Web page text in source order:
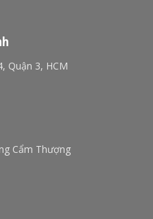
Quận 3, HCM
Cẩm Thượng